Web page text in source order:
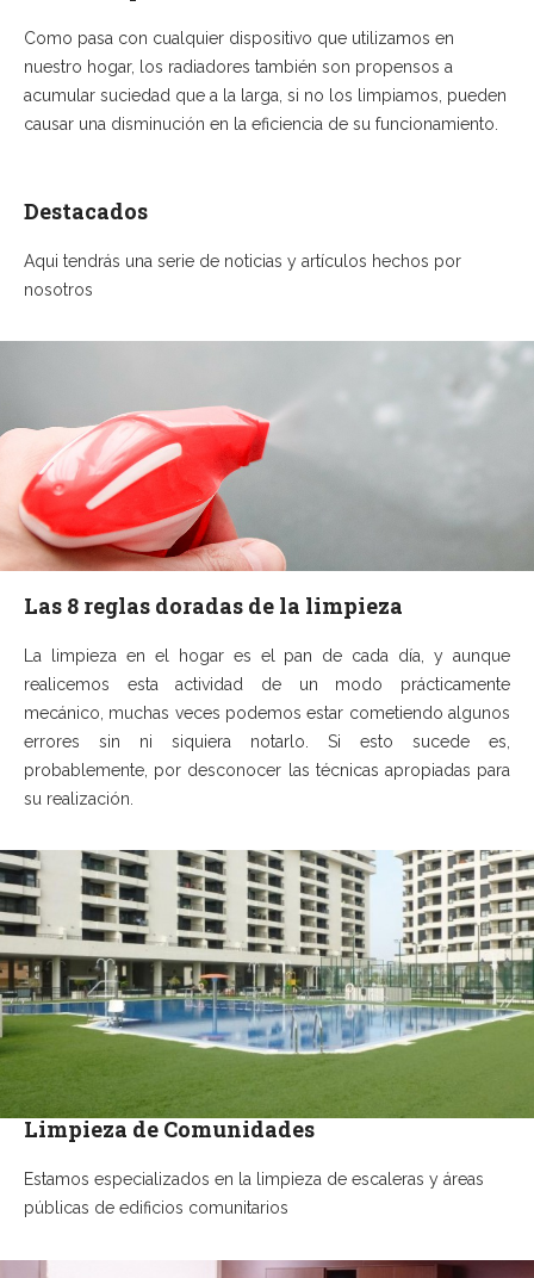
Como pasa con cualquier dispositivo que utilizamos en
nuestro hogar, los radiadores también son propensos a
acumular suciedad que a la larga, si no los limpiamos, pueden
causar una disminución en la eficiencia de su funcionamiento.
Destacados
Aqui tendrás una serie de noticias y artículos hechos por
nosotros
Las 8 reglas doradas de la limpieza
La limpieza en el hogar es el pan de cada día, y aunque
realicemos esta actividad de un modo prácticamente
mecánico, muchas veces podemos estar cometiendo algunos
errores sin ni siquiera notarlo. Si esto sucede es,
probablemente, por desconocer las técnicas apropiadas para
su realización.
Limpieza de Comunidades
Estamos especializados en la limpieza de escaleras y áreas
públicas de edificios comunitarios